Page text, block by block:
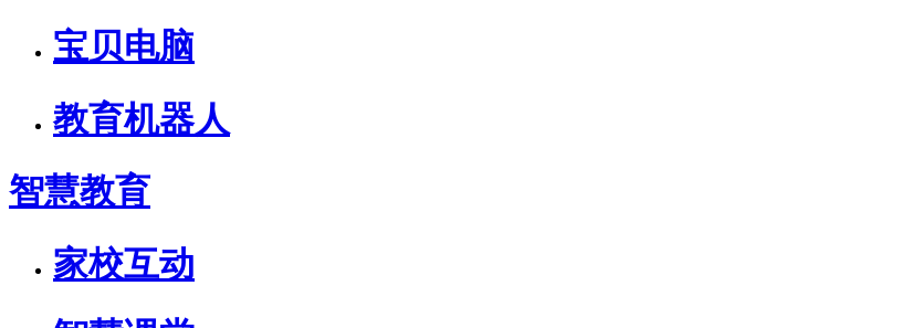
宝贝电脑
教育机器人
智慧教育
家校互动